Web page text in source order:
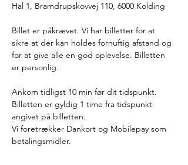
Hal 1, Bramdrupskovvej 110, 6000 Kolding
Billet er påkrævet. Vi har billetter for at
sikre at der kan holdes fornuftig afstand og
for at give alle en god oplevelse. Billetten
er personlig.
Ankom tidligst 10 min før dit tidspunkt.
Billetten er gyldig 1 time fra tidspunkt
angivet på billetten.
Vi foretrækker Dankort og Mobilepay som
betalingsmidler.